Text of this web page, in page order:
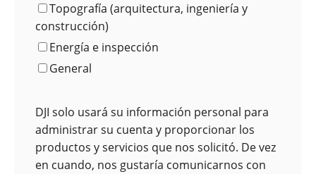
Topografía (arquitectura, ingeniería y
construcción)
Energía e inspección
General
DJI solo usará su información personal para
administrar su cuenta y proporcionar los
productos y servicios que nos solicitó. De vez
en cuando, nos gustaría comunicarnos con